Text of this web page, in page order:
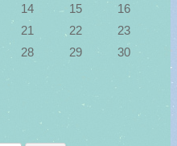
14 15
16
21 22
23
28 29
30